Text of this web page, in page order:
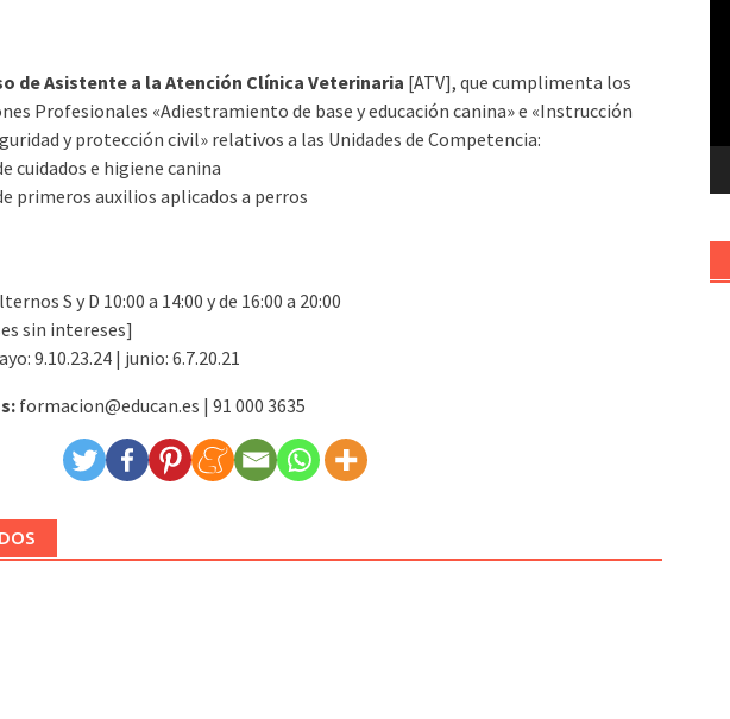
de Asistente a la Atención Clínica Veterinaria [ATV], que cumplimenta los
Profesionales «Adiestramiento de base y educación canina» e «Instrucción
y protección civil» relativos a las Unidades de Competencia:
cuidados e higiene canina
primeros auxilios aplicados a perros
S y D 10:00 a 14:00 y de 16:00 a 20:00
sin intereses]
9.10.23.24 | junio: 6.7.20.21
formacion@educan.es | 91 000 3635